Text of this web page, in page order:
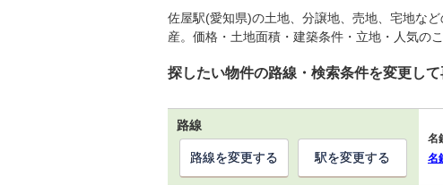
佐屋駅(愛知県)の土地、分譲地、売地、宅地な
産。価格・土地面積・建築条件・立地・人気の
探したい物件の路線・検索条件を変更し
路線
名
名
路線を変更する 駅を変更する